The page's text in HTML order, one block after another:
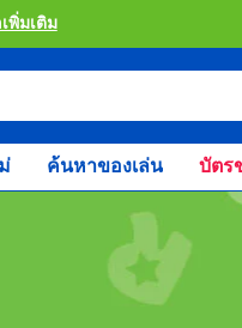
พิ่มเติม
ค้นหาของเล่น บัตร